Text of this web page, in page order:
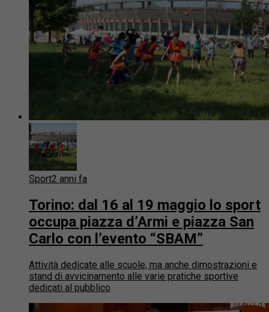
Sport2 anni fa
Torino: dal 16 al 19 maggio lo sport
occupa piazza d’Armi e piazza San
Carlo con l’evento “SBAM”
Attività dedicate alle scuole, ma anche dimostrazioni e
stand di avvicinamento alle varie pratiche sportive
dedicati al pubblico